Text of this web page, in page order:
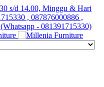
s/d 14.00, Minggu & Hari
, 087876000886 ,
- 081391715330)